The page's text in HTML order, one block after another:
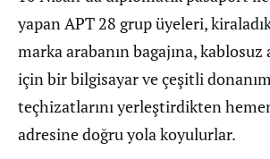
yapan APT 28 grup üyeleri,
marka arabanın bagajına, kablosuz
için bir bilgisayar ve çeşitli
teçhizatlarını yerleştirdikten
adresine doğru yola koyulurlar.